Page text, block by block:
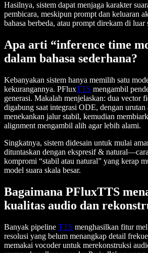
Hasilnya, sistem dapat menjaga karakter
pembicara, meskipun prompt dan keluaran
bahasa berbeda, atau prompt direkam di luar
Apa arti “inference time
dalam bahasa sederhana?
Kebanyakan sistem hanya memilih satu
kekurangannya. PFluxTTS mengambil
generasi. Makalah menjelaskan: dua vector
digabung saat integrasi ODE, dengan
menekankan jalur stabil, kemudian
alignment mengambil alih agar lebih alami.
Singkatnya, sistem didesain untuk mulai
dituntaskan dengan ekspresif &
kompromi “stabil atau natural” yang kerap
model suara skala besar.
Bagaimana PFluxTTS
kualitas audio dan
Banyak pipeline TTS menghasilkan fitur
resolusi yang belum menangkap detail
memakai vocoder untuk merekonstruksi